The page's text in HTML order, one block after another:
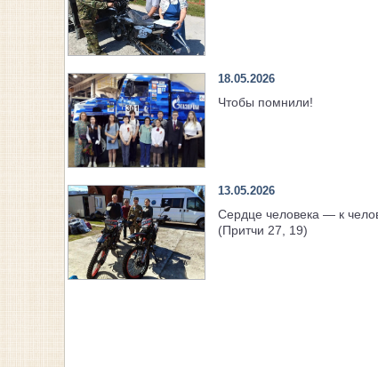
18.05.2026
Чтобы помнили!
13.05.2026
Сердце человека — к
(Притчи 27, 19)